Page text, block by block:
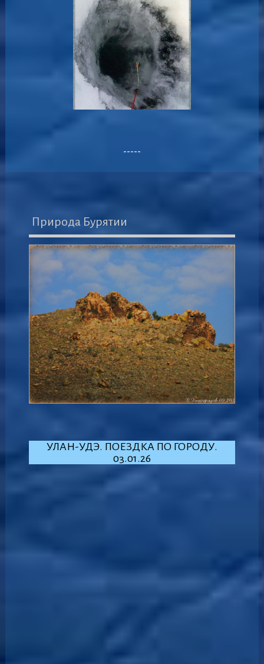
-----
Природа Бурятии
УЛАН-УДЭ. ПОЕЗДКА ПО ГОРОДУ.
03.01.26